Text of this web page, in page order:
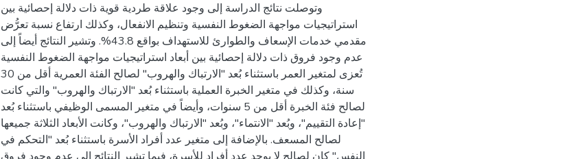
وتوصلت نتائج الدراسة إلى وجود علاقة طردية قوية ذات دلالة إحصائية بين
استراتيجيات مواجهة الضغوط النفسية وتنظيم الانفعال، وكذلك ارتفاع نسبة تعرُّض
مقدمي خدمات الإسعاف والطوارئ للاستهداف بواقع 43.8%. وتشير النتائج أيضاً إلى
عدم وجود فروق ذات دلالة إحصائية بين أبعاد استراتيجيات مواجهة الضغوط النفسية
تُعزى لمتغير العمر باستثناء بُعد "الارتباك والهروب" لصالح الفئة العمرية أقل من 30
سنة، وكذلك في متغير الخبرة العملية باستثناء بُعد "الارتباك والهروب" والتي كانت
لصالح فئة الخبرة أقل من 5 سنوات، وأيضاً في متغير المسمى الوظيفي باستثناء بُعد
"إعادة التقييم"، وبُعد "الانتماء"، وبُعد "الارتباك والهروب"، وكانت الأبعاد الثلاثة جميعها
لصالح المسعف. بالإضافة إلى متغير عدد أفراد الأسرة باستثناء بُعد "التحكم في